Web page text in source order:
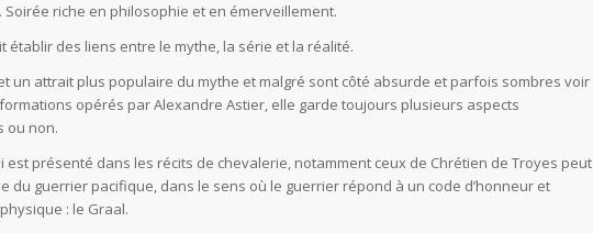
Soirée riche en philosophie et en émerveillement.
établir des liens entre le mythe, la série et la réalité.
un attrait plus populaire du mythe et malgré sont côté absurde et parfois sombres voir
opérés par Alexandre Astier, elle garde toujours plusieurs aspects
ou non.
est présenté dans les récits de chevalerie, notamment ceux de Chrétien de Troyes peut
du guerrier pacifique, dans le sens où le guerrier répond à un code d’honneur et
: le Graal.